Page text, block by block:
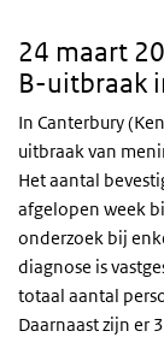
24 maart
B-uitbraak
In Canterbury
uitbraak van
Het aantal
afgelopen week
onderzoek bij
diagnose is
totaal aantal
Daarnaast zijn er